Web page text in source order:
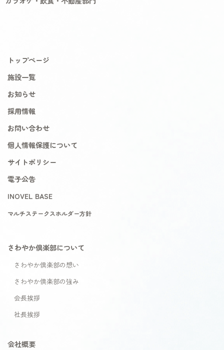
トップページ
施設一覧
お知らせ
採用情報
お問い合わせ
個人情報保護について
サイトポリシー
電子公告
INOVEL BASE
マルチステークスホルダー方針
さわやか倶楽部について
さわやか倶楽部の想い
さわやか倶楽部の強み
会長挨拶
社長挨拶
会社概要